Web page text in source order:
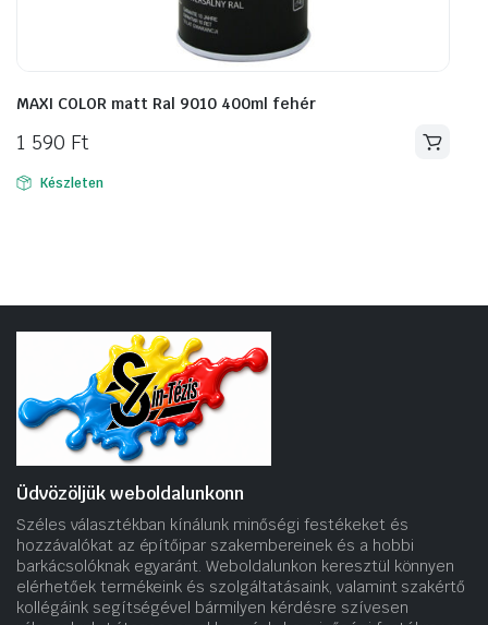
MAXI COLOR matt Ral 9010 400ml fehér
1 590 Ft
Készleten
Üdvözöljük weboldalunkonn
Széles választékban kínálunk minőségi festékeket és
hozzávalókat az építőipar szakembereinek és a hobbi
barkácsolóknak egyaránt. Weboldalunkon keresztül könnyen
elérhetőek termékeink és szolgáltatásaink, valamint szakértő
kollégáink segítségével bármilyen kérdésre szívesen